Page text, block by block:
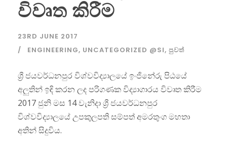
විවෘත කිරීම
23RD JUNE 2017
ENGINEERING, UNCATEGORIZED @SI, පුවත්
ශ්‍රී ජයවර්ධනපුර විශ්වවිද්‍යාලයේ ඉංජිනේරු පිඨයේ
අලුතින් ඉඳි කරන ලද පරිගණක විද්‍යාගාරය විවෘත කිරීම
2017 ජුනි මස 14 වැනිදා ශ්‍රී ජයවර්ධනපුර
විශ්වවිද්‍යාලයේ උපකුලපති සම්පත් අමරතුංග මහතා
අතින් සිදුවිය.